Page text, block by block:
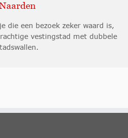
die een bezoek zeker waard is,
vestingstad met dubbele